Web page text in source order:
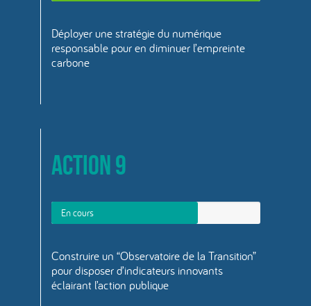
Déployer une stratégie du numérique
responsable pour en diminuer l’empreinte
carbone
Action 9
En cours
Construire un “Observatoire de la Transition”
pour disposer d’indicateurs innovants
éclairant l’action publique